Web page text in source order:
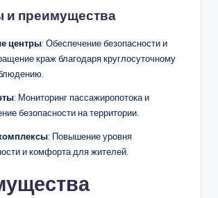
преимущества
центры: Обеспечение безопасности и
краж благодаря круглосуточному
: Мониторинг пассажиропотока и
безопасности на территории.
: Повышение уровня
и комфорта для жителей.